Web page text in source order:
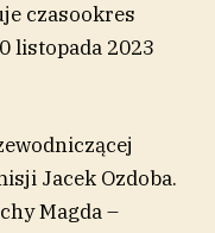
czasookres
listopada 2023
Jacek Ozdoba.
Magda –